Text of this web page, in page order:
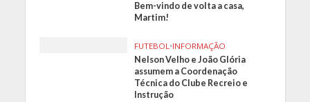
Bem-vindo de volta a casa,
Martim!
FUTEBOL•INFORMAÇÃO
Nelson Velho e João Glória
assumem a Coordenação
Técnica do Clube Recreio e
Instrução